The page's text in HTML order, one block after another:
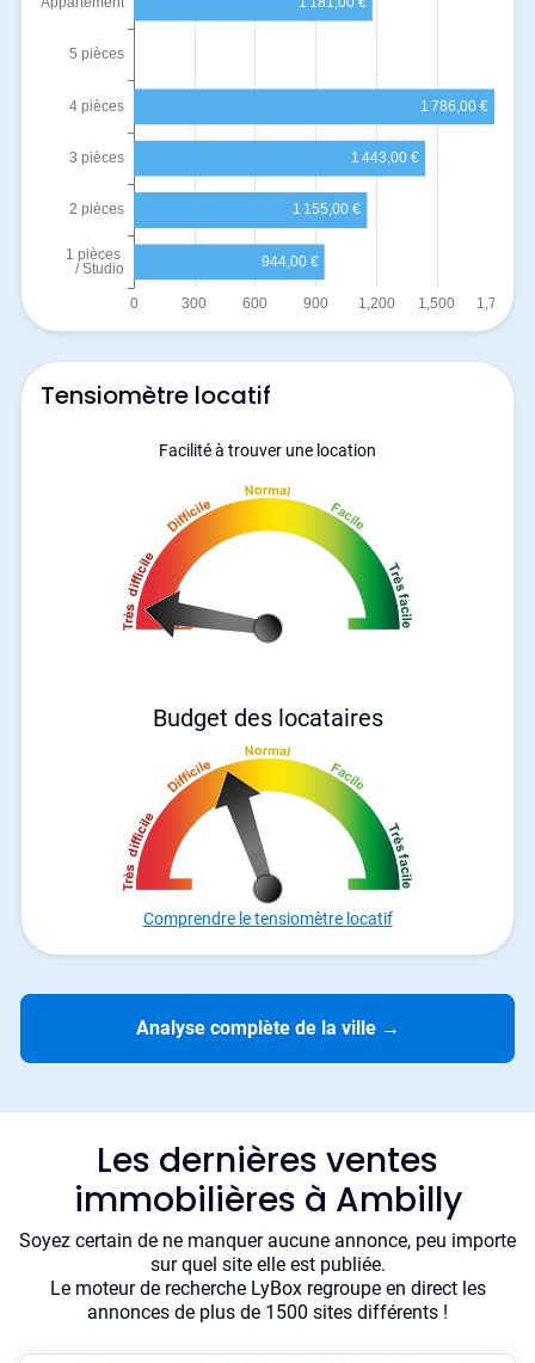
Tensiomètre locatif
Facilité à trouver une location
Budget des locataires
Comprendre le tensiomètre locatif
Analyse complète de la ville →
Les dernières ventes
immobilières à Ambilly
Soyez certain de ne manquer aucune annonce, peu importe
sur quel site elle est publiée.
Le moteur de recherche LyBox regroupe en direct les
annonces de plus de 1500 sites différents !